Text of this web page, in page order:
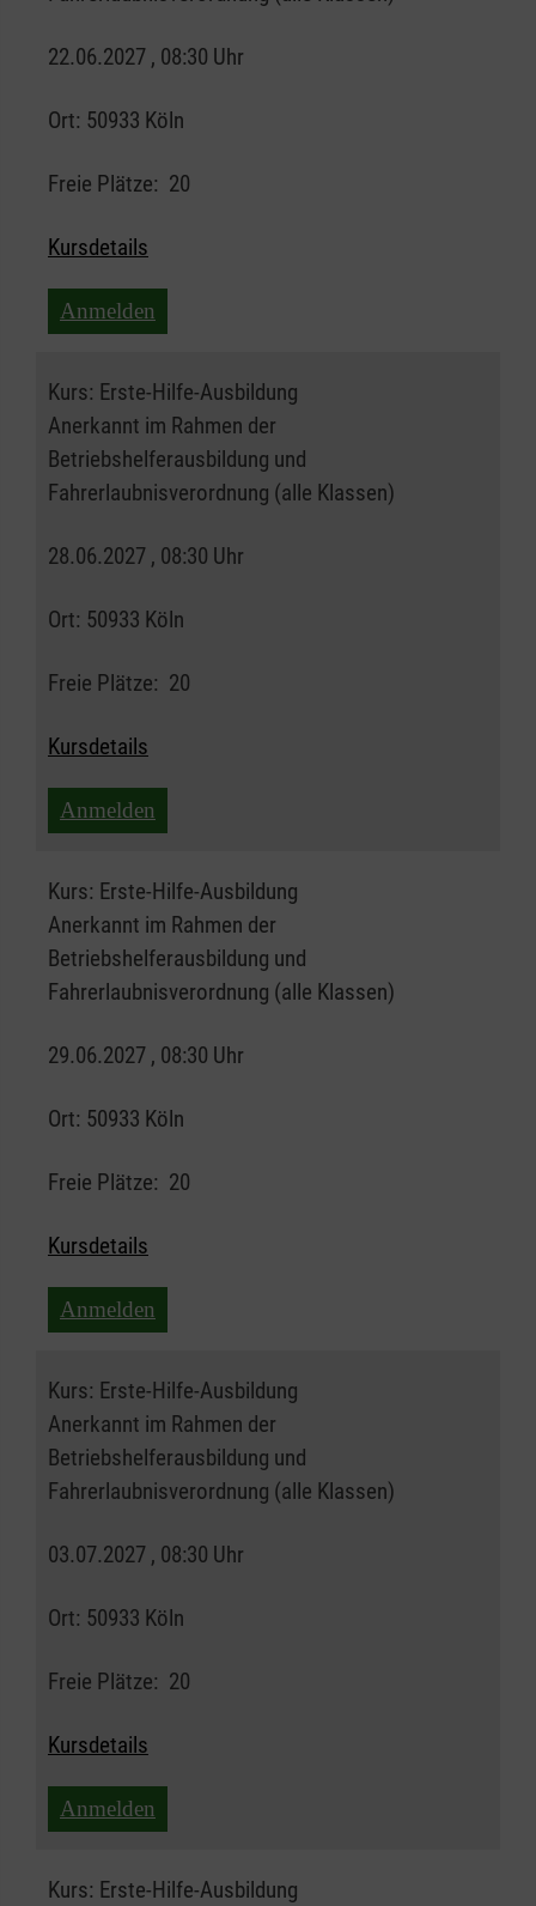
22.06.2027 , 08:30 Uhr
Ort: 50933 Köln
Freie Plätze: 20
Kursdetails
Anmelden
Kurs: Erste-Hilfe-Ausbildung
Anerkannt im Rahmen der
Betriebshelferausbildung und
Fahrerlaubnisverordnung (alle Klassen)
28.06.2027 , 08:30 Uhr
Ort: 50933 Köln
Freie Plätze: 20
Kursdetails
Anmelden
Kurs: Erste-Hilfe-Ausbildung
Anerkannt im Rahmen der
Betriebshelferausbildung und
Fahrerlaubnisverordnung (alle Klassen)
29.06.2027 , 08:30 Uhr
Ort: 50933 Köln
Freie Plätze: 20
Kursdetails
Anmelden
Kurs: Erste-Hilfe-Ausbildung
Anerkannt im Rahmen der
Betriebshelferausbildung und
Fahrerlaubnisverordnung (alle Klassen)
03.07.2027 , 08:30 Uhr
Ort: 50933 Köln
Freie Plätze: 20
Kursdetails
Anmelden
Kurs: Erste-Hilfe-Ausbildung